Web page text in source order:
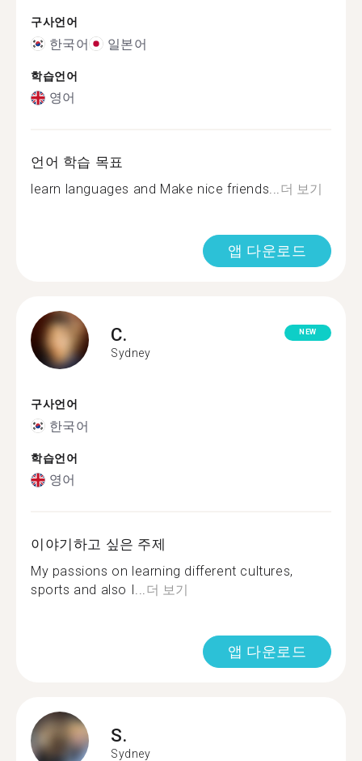
구사언어
한국어 일본어
학습언어
영어
언어 학습 목표
learn languages and Make nice friends...더 보기
앱 다운로드
C.
Sydney
NEW
구사언어
한국어
학습언어
영어
이야기하고 싶은 주제
My passions on learning different cultures,
sports and also I...더 보기
앱 다운로드
S.
Sydney